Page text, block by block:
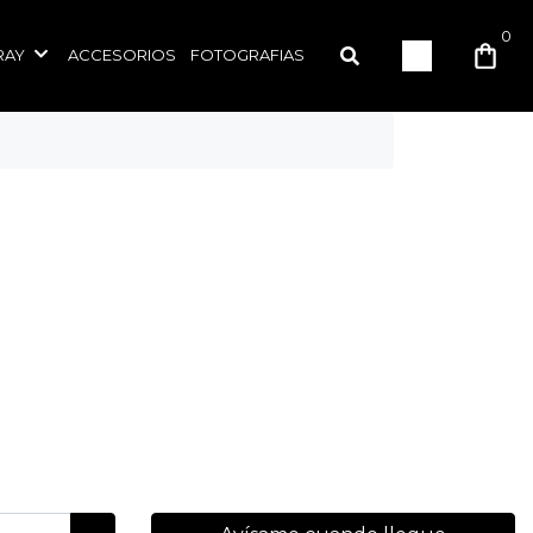
ACCESORIOS FOTOGRAFIAS
0